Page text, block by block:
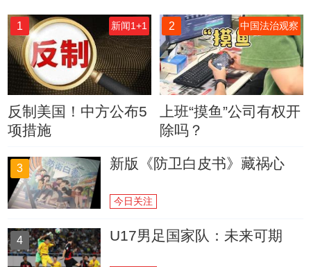
1 新闻1+1
反制美国！中方公布5
项措施
2 中国法治观察
上班“摸鱼”公司有权开
除吗？
3 新版《防卫白皮书》藏祸心
今日关注
4 U17男足国家队：未来可期